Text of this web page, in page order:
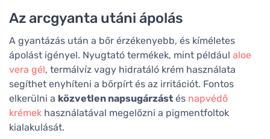
Az arcgyanta utáni ápolás
A gyantázás után a bőr érzékenyebb, és kíméletes
ápolást igényel. Nyugtató termékek, mint például aloe
vera gél, termálvíz vagy hidratáló krém használata
segíthet enyhíteni a bőrpírt és az irritációt. Fontos
elkerülni a közvetlen napsugárzást és napvédő
krémek használatával megelőzni a pigmentfoltok
kialakulását.